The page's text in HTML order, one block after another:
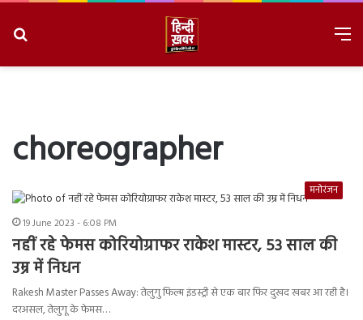
choreographer
मनोरंजन
19 June 2023 - 6:08 PM
नहीं रहे फेमस कोरियोग्राफर राकेश मास्टर, 53 साल की
उम्र में निधन
Rakesh Master Passes Away: तेलुगु फिल्म इंडस्ट्री से एक बार फिर दुखद खबर आ रही है।
दरअसल, तेलुगू के फेमस…